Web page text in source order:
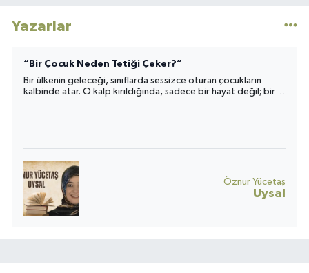
Yazarlar
“Bir Çocuk Neden Tetiği Çeker?”
Bir ülkenin geleceği, sınıflarda sessizce oturan çocukların
kalbinde atar. O kalp kırıldığında, sadece bir hayat değil; bir
Öznur Yücetaş
Uysal